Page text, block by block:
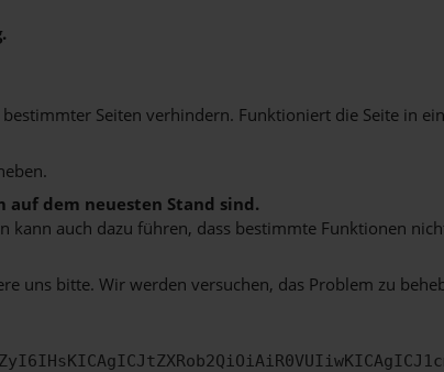
Seiten verhindern. Funktioniert die Seite in
auf dem neuesten Stand sind.
kann auch dazu führen, dass bestimmte Funktionen
uns bitte. Wir werden versuchen, das Problem zu